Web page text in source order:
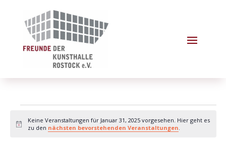
Veranstaltungen
für
Hinweis
Keine Veranstaltungen für Januar 31, 2025 vorgesehen. Hier geht es
zu den nächsten bevorstehenden Veranstaltungen.